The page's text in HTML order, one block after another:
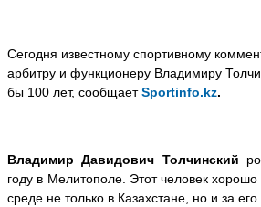
Сегодня известному спортивному
арбитру и функционеру Владимиру
бы 100 лет, сообщаетSportinfo.kz.
Владимир Давидович Толчинский
году в Мелитополе. Этот человек
среде не только в Казахстане, но и за